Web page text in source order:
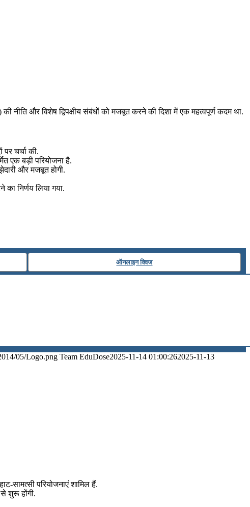
नीति और विशेष द्विपक्षीय संबंधों को मजबूत करने की दिशा में एक महत्वपूर्ण कदम था.
चर्चा की.
एक बड़ी परियोजना है.
और मजबूत होगी.
निर्णय लिया गया.
ऑनलाइन क्विज
05/Logo.png Team EduDose2025-11-14 01:00:262025-11-13
सामत्सी परियोजनाएं शामिल हैं.
शुरू होंगी.